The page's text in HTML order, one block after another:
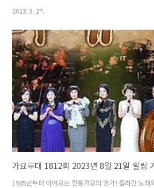
1813회 일시 : 2023년 8월 28일 시간 : 22:00 (밤 10시
윤, 양하영, 고영준, 설운도, 유지나, 조항조, 진성,
환 2. 가요무대 1813회 출연진 및 곡 / 원곡자 리스트
언 성민 풍금 나예원 채윤 양하영 고영준 설운도 유지
은숙 김용만 김성환 01) 설운도 - 보랏빛 엽서 (원곡
나 -..
2023. 8. 27.
1985년부터 이어오는 전통가요의 명가! 흘러간 노래